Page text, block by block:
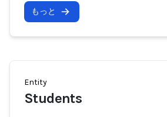
もっと
Entity
Students